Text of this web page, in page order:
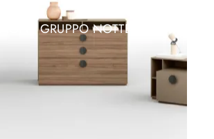
GRUPPO NOTTE